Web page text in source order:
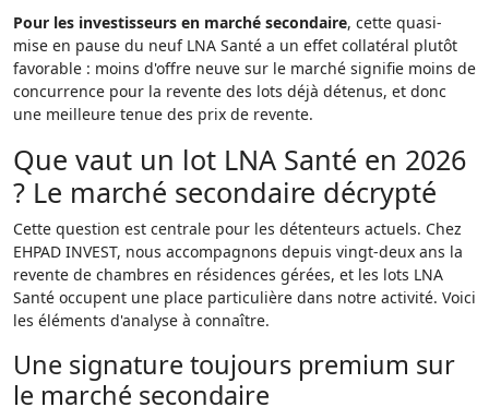
Pour les investisseurs en marché secondaire, cette quasi-
mise en pause du neuf LNA Santé a un effet collatéral plutôt
favorable : moins d'offre neuve sur le marché signifie moins de
concurrence pour la revente des lots déjà détenus, et donc
une meilleure tenue des prix de revente.
Que vaut un lot LNA Santé en 2026
? Le marché secondaire décrypté
Cette question est centrale pour les détenteurs actuels. Chez
EHPAD INVEST, nous accompagnons depuis vingt-deux ans la
revente de chambres en résidences gérées, et les lots LNA
Santé occupent une place particulière dans notre activité. Voici
les éléments d'analyse à connaître.
Une signature toujours premium sur
le marché secondaire